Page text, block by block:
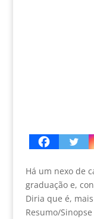
Há um nexo de
graduação e,
Diria que é,
Resumo/